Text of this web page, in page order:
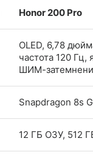
Honor 200 Pro
OLED, 6,78
частота 120 Гц,
ШИМ-
Snapdragon 8s
12 ГБ ОЗУ, 512